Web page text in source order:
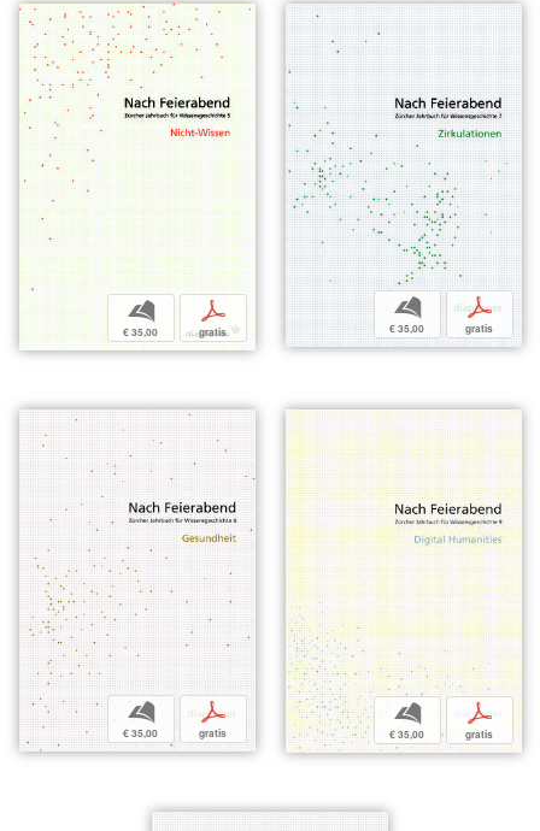
b
€ 35,00
p
gratis
b
€ 35,00
p
gratis
b
€ 35,00
p
gratis
b
€ 35,00
p
gratis